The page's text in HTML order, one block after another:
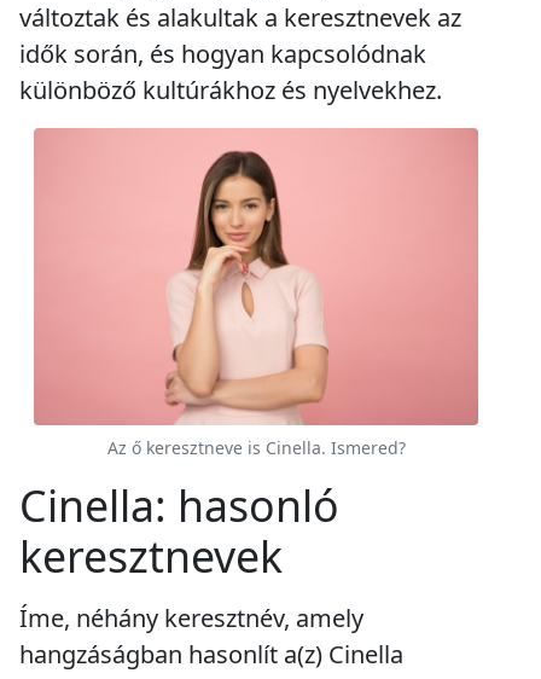
változtak és alakultak a keresztnevek az
idők során, és hogyan kapcsolódnak
különböző kultúrákhoz és nyelvekhez.
Az ő keresztneve is Cinella. Ismered?
Cinella: hasonló
keresztnevek
Íme, néhány keresztnév, amely
hangzáságban hasonlít a(z) Cinella